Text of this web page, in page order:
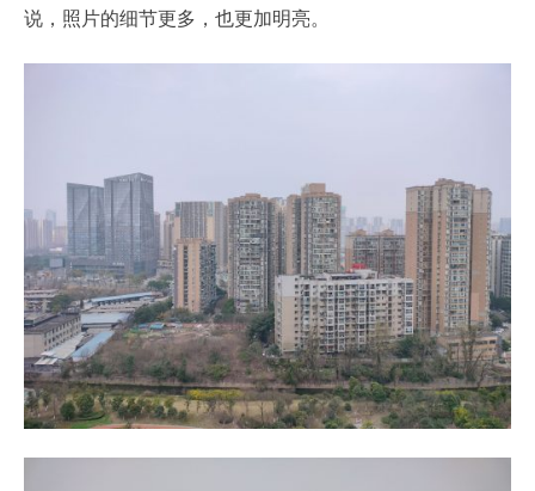
说，照片的细节更多，也更加明亮。